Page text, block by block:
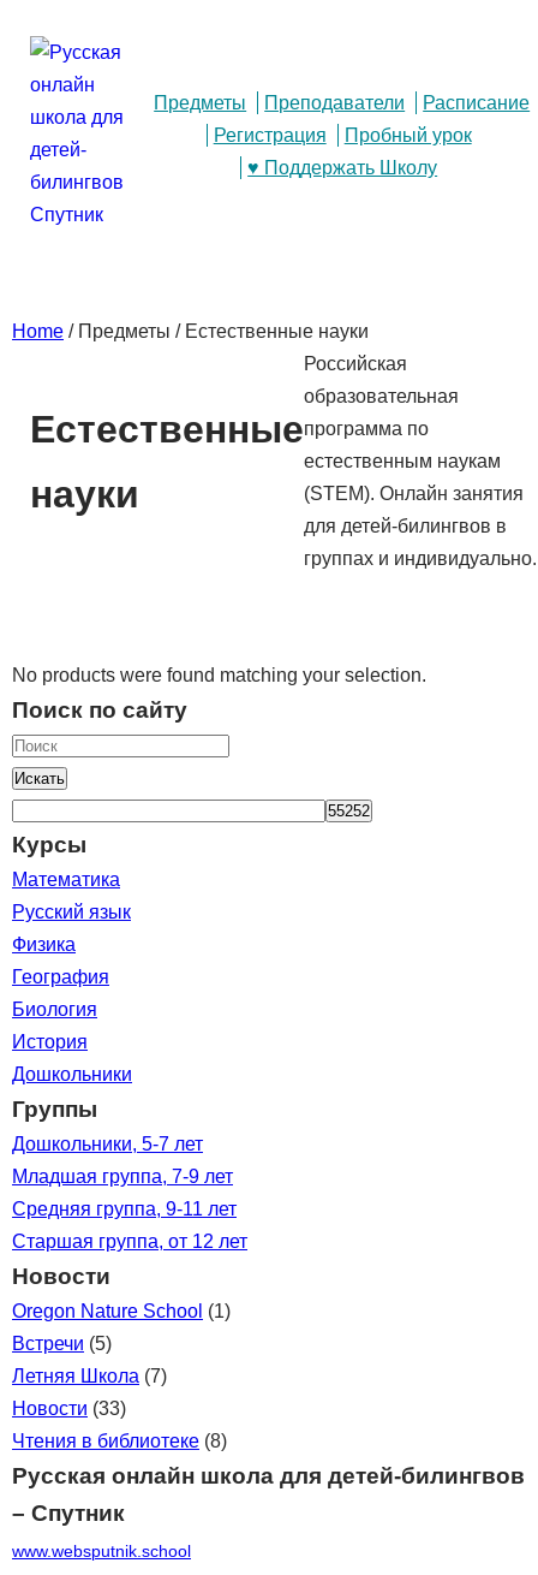
Предметы Преподаватели
Расписание
Регистрация
Пробный урок
♥ Поддержать Школу
Home / Предметы / Естественные науки
Естественные
науки
Российская
образовательная
программа по
естественным наукам
(STEM). Онлайн занятия
для детей-билингвов в
группах и индивидуально.
No products were found matching your selection.
Поиск по сайту
Искать
Курсы
Математика
Русский язык
Физика
География
Биология
История
Дошкольники
Группы
Дошкольники, 5-7 лет
Младшая группа, 7-9 лет
Средняя группа, 9-11 лет
Старшая группа, от 12 лет
Новости
Oregon Nature School (1)
Встречи (5)
Летняя Школа (7)
Новости (33)
Чтения в библиотеке (8)
Русская онлайн школа для детей-билингвов
– Спутник
www.websputnik.school